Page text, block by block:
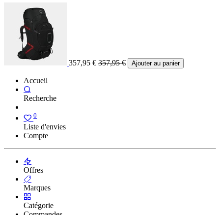
357,95 € 357,95€ Ajouter au panier
Accueil
Recherche
0
Liste d'envies
Compte
Offres
Marques
Catégorie